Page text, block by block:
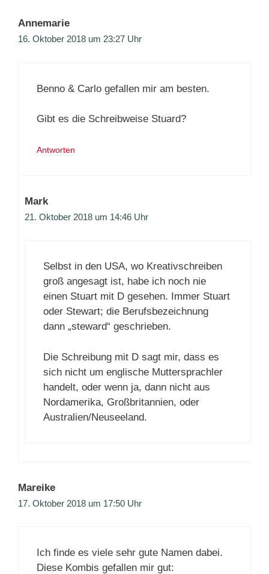
Annemarie
16. Oktober 2018 um 23:27 Uhr
Benno & Carlo gefallen mir am besten.
Gibt es die Schreibweise Stuard?
Antworten
Mark
21. Oktober 2018 um 14:46 Uhr
Selbst in den USA, wo Kreativschreiben
groß angesagt ist, habe ich noch nie
einen Stuart mit D gesehen. Immer Stuart
oder Stewart; die Berufsbezeichnung
dann „steward“ geschrieben.
Die Schreibung mit D sagt mir, dass es
sich nicht um englische Muttersprachler
handelt, oder wenn ja, dann nicht aus
Nordamerika, Großbritannien, oder
Australien/Neuseeland.
Mareike
17. Oktober 2018 um 17:50 Uhr
Ich finde es viele sehr gute Namen dabei.
Diese Kombis gefallen mir gut: